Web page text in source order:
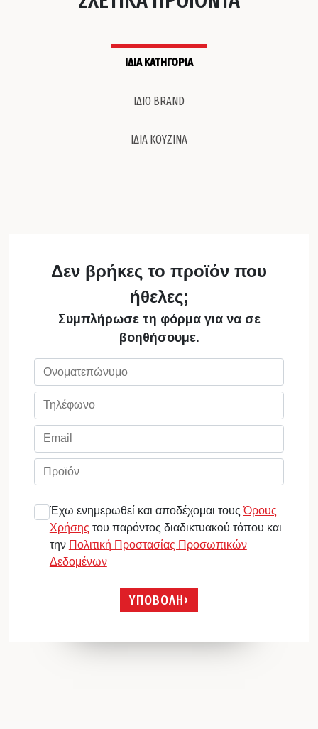
ΙΔΙΑ ΚΑΤΗΓΟΡΙΑ
ΙΔΙΟ BRAND
ΙΔΙΑ ΚΟΥΖΙΝΑ
Δεν βρήκες το προϊόν που
ήθελες;
Συμπλήρωσε τη φόρμα για να σε
βοηθήσουμε.
Έχω ενημερωθεί και αποδέχομαι τουςΌρους
Χρήσης του παρόντος διαδικτυακού τόπου και
την Πολιτική Προστασίας Προσωπικών
Δεδομένων
ΥΠΟΒΟΛΗ